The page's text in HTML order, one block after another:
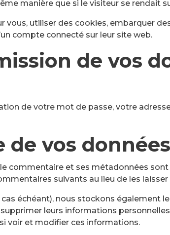
manière que si le visiteur se rendait
vous, utiliser des cookies, embarquer
compte connecté sur leur site web.
de vos
de votre mot de passe, votre
de vos données
commentaire et ses métadonnées
suivants au lieu de les
échéant), nous stockons également
leurs informations
voir et modifier ces informations.